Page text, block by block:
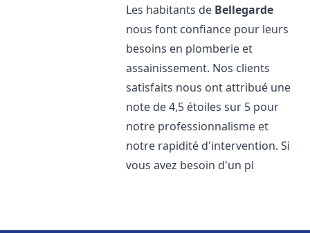
Les habitants de Bellegarde
nous font confiance pour leurs
besoins en plomberie et
assainissement. Nos clients
satisfaits nous ont attribué une
note de 4,5 étoiles sur 5 pour
notre professionnalisme et
notre rapidité d'intervention. Si
vous avez besoin d'un pl